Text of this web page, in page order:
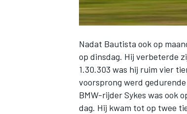
Nadat Bautista ook op
op dinsdag. Hij verbeterde
1.30.303 was hij ruim vier
voorsprong werd
BMW-rijder Sykes was ook
dag. Hij kwam tot op twee